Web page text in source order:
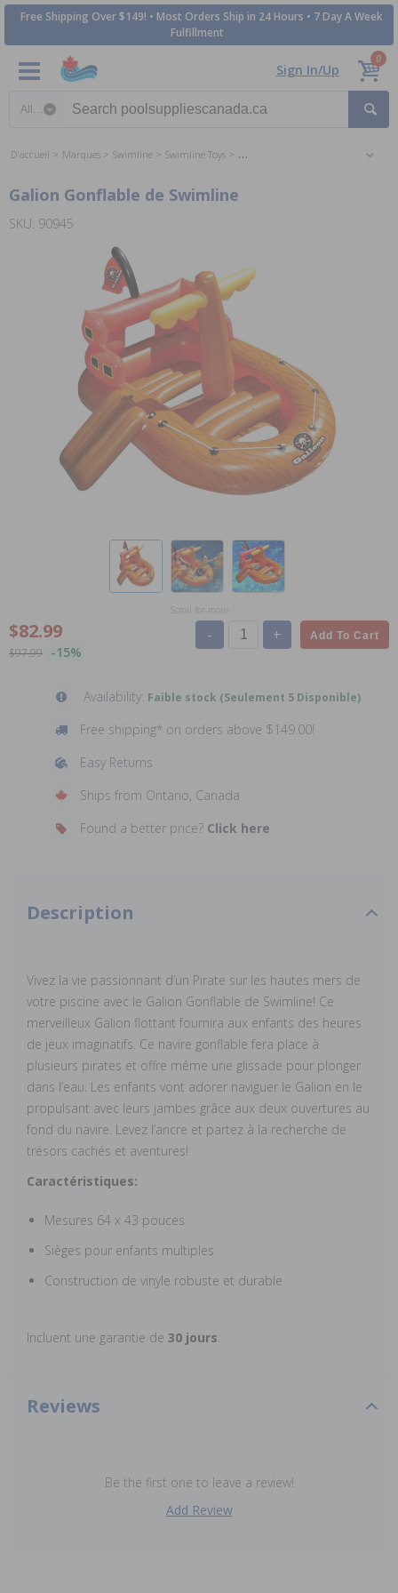
Free Shipping Over $149! • Most Orders Ship in 24 Hours • 7 Day A Week
Fulfillment
Sign In/Up
0
D'accueil Marques Swimline Swimline Toys Swimline Floats and Loungers
Galion Gonflable de Swimline
SKU: 90945
Scroll for more
$82.99
$97.99 -15%
- + Add To Cart
Availability: Faible stock (Seulement 5 Disponible)
Free shipping* on orders above $149.00!
Easy Returns
Ships from Ontario, Canada
Found a better price? Click here
Description
Vivez la vie passionnant d’un Pirate sur les hautes mers de
votre piscine avec le Galion Gonflable de Swimline! Ce
merveilleux Galion flottant fournira aux enfants des heures
de jeux imaginatifs. Ce navire gonflable fera place à
plusieurs pirates et offre même une glissade pour plonger
dans l’eau. Les enfants vont adorer naviguer le Galion en le
propulsant avec leurs jambes grâce aux deux ouvertures au
fond du navire. Levez l’ancre et partez à la recherche de
trésors cachés et aventures!
Caractéristiques:
Mesures 64 x 43 pouces
Sièges pour enfants multiples
Construction de vinyle robuste et durable
Incluent une garantie de 30 jours
Reviews
Be the first one to leave a review!
Add Review